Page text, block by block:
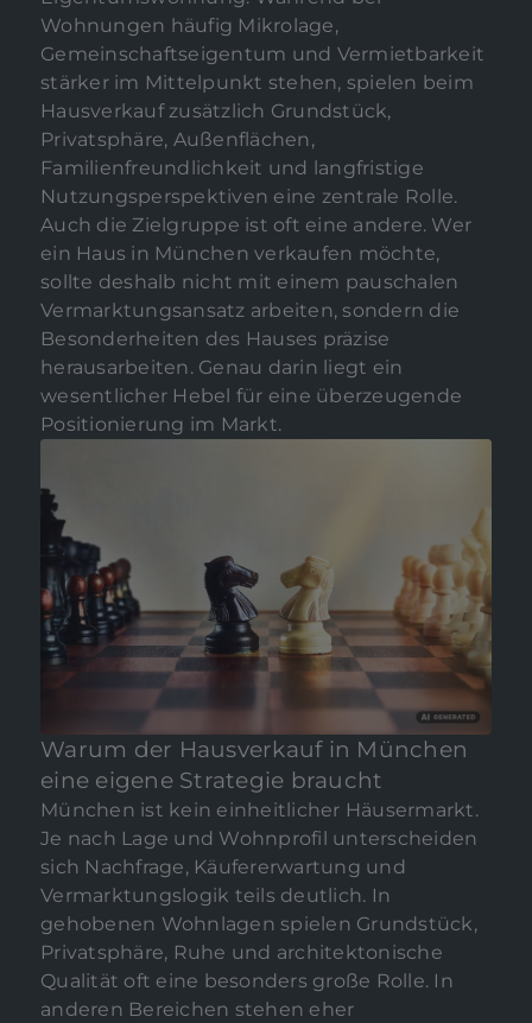
Ich stimme zu
Wohnungen häufig Mikrolage,
Gemeinschaftseigentum und Vermietbarkeit
stärker im Mittelpunkt stehen, spielen beim
Hausverkauf zusätzlich Grundstück,
Privatsphäre, Außenflächen,
Familienfreundlichkeit und langfristige
Nutzungsperspektiven eine zentrale Rolle.
Auch die Zielgruppe ist oft eine andere. Wer
ein Haus in München verkaufen möchte,
sollte deshalb nicht mit einem pauschalen
Vermarktungsansatz arbeiten, sondern die
Besonderheiten des Hauses präzise
herausarbeiten. Genau darin liegt ein
wesentlicher Hebel für eine überzeugende
Positionierung im Markt.
Warum der Hausverkauf in München
eine eigene Strategie braucht
München ist kein einheitlicher Häusermarkt.
Je nach Lage und Wohnprofil unterscheiden
sich Nachfrage, Käufererwartung und
Vermarktungslogik teils deutlich. In
gehobenen Wohnlagen spielen Grundstück,
Privatsphäre, Ruhe und architektonische
Qualität oft eine besonders große Rolle. In
anderen Bereichen stehen eher